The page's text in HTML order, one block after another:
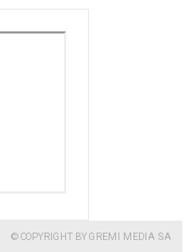
© COPYRIGHT BY GREMI MEDIA SA